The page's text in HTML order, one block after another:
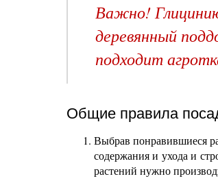
Важно!
деревянный
подходит
Общие правила
Выбрав понравившиеся
содержания и ухода и
растений нужно